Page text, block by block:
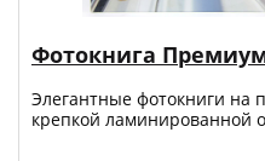
Фотокнига
Элегантные фотокниги на
крепкой ламинированной